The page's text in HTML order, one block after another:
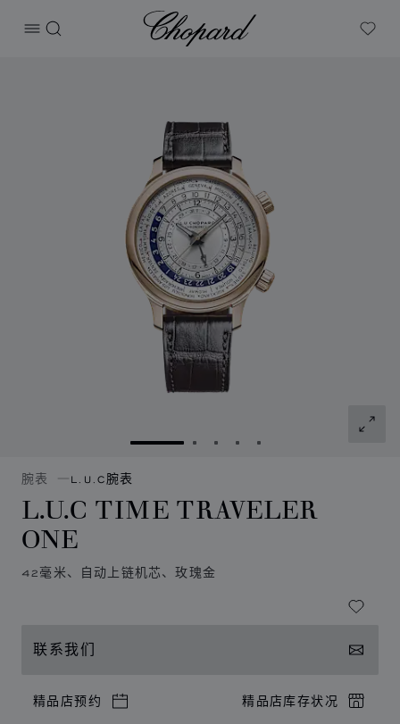
打开菜单
搜索
Chopard
My
转到幻灯片 1转到幻灯片 2
转到幻灯片 3
转到幻灯片 4
转到幻灯片 5
腕表 L.U.C腕表
L.U.C TIME TRAVELER
ONE
42毫米、自动上链机芯、玫瑰金
联系我们
精品店预约 精品店库存状况